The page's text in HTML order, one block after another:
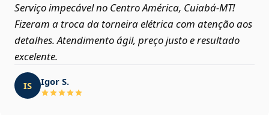
Serviço impecável no Centro América, Cuiabá‑MT!
Fizeram a troca da torneira elétrica com atenção aos
detalhes. Atendimento ágil, preço justo e resultado
excelente.
IS Igor S.